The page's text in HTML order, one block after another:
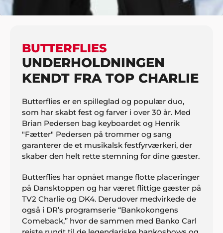
HJEM SELSKABSMUSIK BUTTERFLIES
BUTTERFLIES
UNDERHOLDNINGEN
KENDT FRA TOP CHARLIE
Butterflies er en spilleglad og populær duo,
som har skabt fest og farver i over 30 år. Med
Brian Pedersen bag keyboardet og Henrik
"Fætter" Pedersen på trommer og sang
garanterer de et musikalsk festfyrværkeri, der
skaber den helt rette stemning for dine gæster.
Butterflies har opnået mange flotte placeringer
på Dansktoppen og har været flittige gæster på
TV2 Charlie og DK4. Derudover medvirkede de
også i DR’s programserie “Bankokongens
Comeback,” hvor de sammen med Banko Carl